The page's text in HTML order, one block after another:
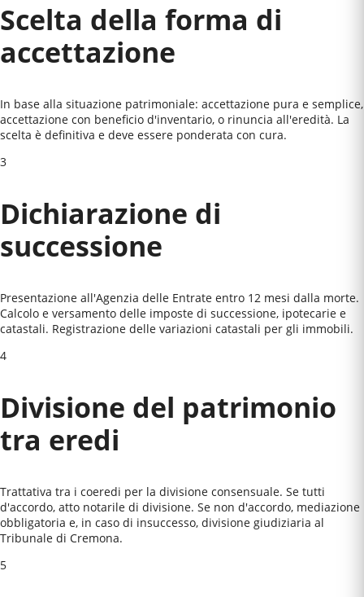
Scelta della forma di
accettazione
In base alla situazione patrimoniale: accettazione pura e semplice,
accettazione con beneficio d'inventario, o rinuncia all'eredità. La
scelta è definitiva e deve essere ponderata con cura.
3
Dichiarazione di
successione
Presentazione all'Agenzia delle Entrate entro 12 mesi dalla morte.
Calcolo e versamento delle imposte di successione, ipotecarie e
catastali. Registrazione delle variazioni catastali per gli immobili.
4
Divisione del patrimonio
tra eredi
Trattativa tra i coeredi per la divisione consensuale. Se tutti
d'accordo, atto notarile di divisione. Se non d'accordo, mediazione
obbligatoria e, in caso di insuccesso, divisione giudiziaria al
Tribunale di Cremona.
5